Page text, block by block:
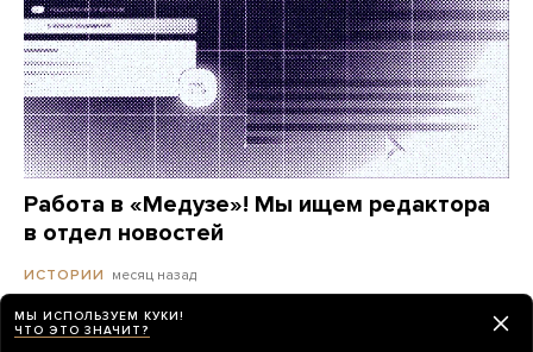
Работа в «Медузе»! Мы ищем редактора
в отдел новостей
ИСТОРИИ месяц назад
МЫ ИСПОЛЬЗУЕМ КУКИ!
ЧТО ЭТО ЗНАЧИТ?